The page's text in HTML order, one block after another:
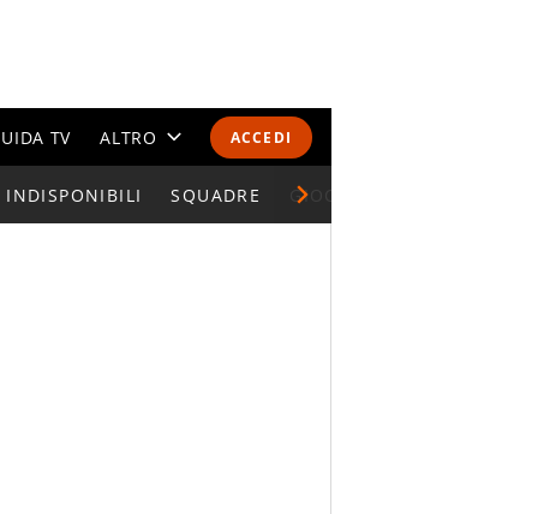
ACCEDI
TV ALTRO
CALENDARI E CLASSIFICHE
INDISPONIBILI SQUADRE GIOCATORI SERIE A